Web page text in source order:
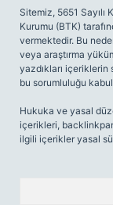
Sitemiz, 5651
Kurumu (BTK)
vermektedir. Bu
veya araştırma
yazdıkları
bu sorumluluğu kabul
Hukuka ve yasal
içerikleri,
ilgili içerikler yasal